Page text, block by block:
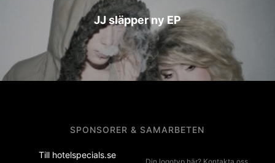
JJ släpper ny EP
SPONSORER & SAMARBETEN
Till hotelspecials.se